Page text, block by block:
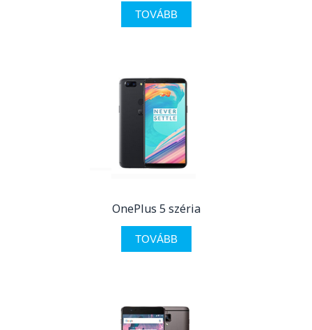
TOVÁBB
OnePlus 5 széria
TOVÁBB